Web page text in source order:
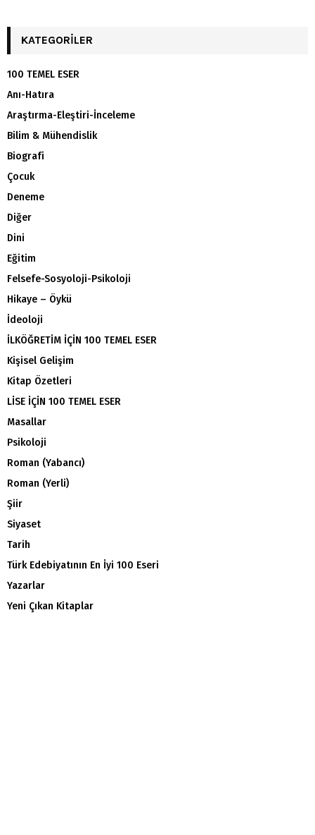
KATEGORILER
100 TEMEL ESER
Anı-Hatıra
Araştırma-Eleştiri-İnceleme
Bilim & Mühendislik
Biografi
Çocuk
Deneme
Diğer
Dini
Eğitim
Felsefe-Sosyoloji-Psikoloji
Hikaye – Öykü
İdeoloji
İLKÖĞRETİM İÇİN 100 TEMEL ESER
Kişisel Gelişim
Kitap Özetleri
LİSE İÇİN 100 TEMEL ESER
Masallar
Psikoloji
Roman (Yabancı)
Roman (Yerli)
Şiir
Siyaset
Tarih
Türk Edebiyatının En İyi 100 Eseri
Yazarlar
Yeni Çıkan Kitaplar